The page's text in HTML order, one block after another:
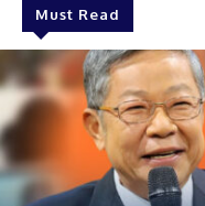
Must Read